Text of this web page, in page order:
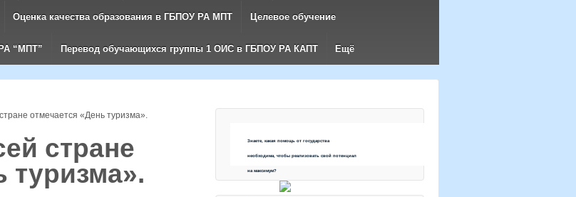
Оценка качества образования в ГБПОУ РА МПТ Целевое обучение
“МПТ” Перевод обучающихся группы 1 ОИС в ГБПОУ РА КАПТ Ещё
отмечается «День туризма».
стране
туризма».
Знаете, какая помощь от государства
необходима, чтобы реализовать свой потенциал
на максимум?